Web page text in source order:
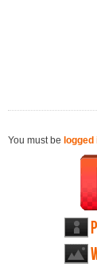
You must be logged